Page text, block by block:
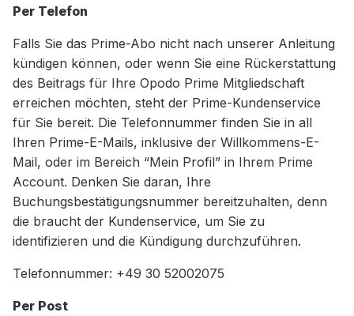
Per Telefon
Falls Sie das Prime-Abo nicht nach unserer Anleitung
kündigen können, oder wenn Sie eine Rückerstattung
des Beitrags für Ihre Opodo Prime Mitgliedschaft
erreichen möchten, steht der Prime-Kundenservice
für Sie bereit. Die Telefonnummer finden Sie in all
Ihren Prime-E-Mails, inklusive der Willkommens-E-
Mail, oder im Bereich “Mein Profil” in Ihrem Prime
Account. Denken Sie daran, Ihre
Buchungsbestätigungsnummer bereitzuhalten, denn
die braucht der Kundenservice, um Sie zu
identifizieren und die Kündigung durchzuführen.
Telefonnummer: +49 30 52002075
Per Post